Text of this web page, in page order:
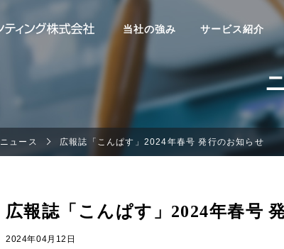
当社の強み サービス紹介
ニュース 広報誌「こんぱす」2024年春号 発行のお知らせ
広報誌「こんぱす」2024年春号
2024年04月12日